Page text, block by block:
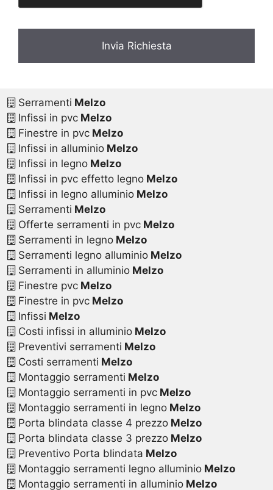
Serramenti Melzo
Infissi in pvcMelzo
Finestre in pvcMelzo
Infissi in alluminioMelzo
Infissi in legnoMelzo
Infissi in pvc effetto legnoMelzo
Infissi in legno alluminioMelzo
Serramenti Melzo
Offerte serramenti in pvcMelzo
Serramenti in legnoMelzo
Serramenti legno alluminioMelzo
Serramenti in alluminioMelzo
Finestre pvcMelzo
Finestre in pvcMelzo
Infissi Melzo
Costi infissi in alluminioMelzo
Preventivi serramenti Melzo
Costi serramenti Melzo
Montaggio serramenti Melzo
Montaggio serramenti in pvcMelzo
Montaggio serramenti in legnoMelzo
Porta blindata classe 4 prezzoMelzo
Porta blindata classe 3 prezzoMelzo
Preventivo Porta blindata Melzo
Montaggio serramenti legno alluminioMelzo
Montaggio serramenti in alluminioMelzo